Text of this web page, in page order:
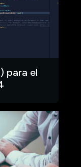
para el